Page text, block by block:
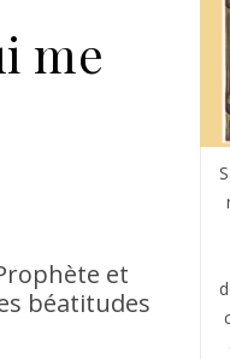
me
et
béatitudes